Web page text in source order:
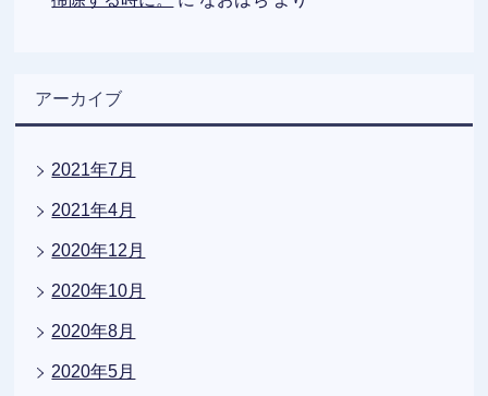
アーカイブ
2021年7月
2021年4月
2020年12月
2020年10月
2020年8月
2020年5月